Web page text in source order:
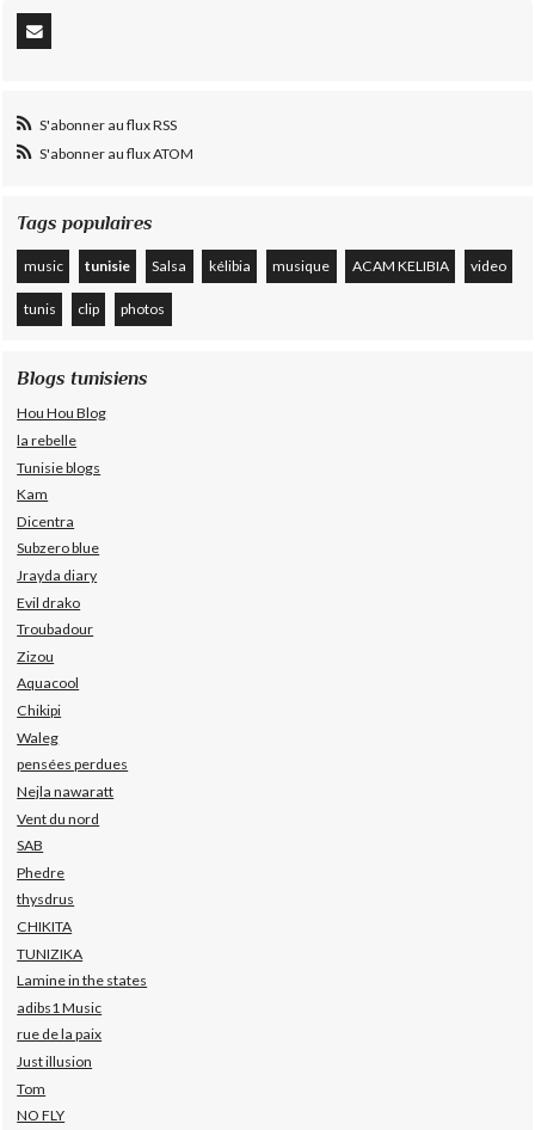
S'abonner au flux RSS
S'abonner au flux ATOM
Tags populaires
music tunisie Salsa kélibia musique ACAM KELIBIA video
tunis clip photos
Blogs tunisiens
Hou Hou Blog
la rebelle
Tunisie blogs
Kam
Dicentra
Subzero blue
Jrayda diary
Evil drako
Troubadour
Zizou
Aquacool
Chikipi
Waleg
pensées perdues
Nejla nawaratt
Vent du nord
SAB
Phedre
thysdrus
CHIKITA
TUNIZIKA
Lamine in the states
adibs1 Music
rue de la paix
Just illusion
Tom
NO FLY